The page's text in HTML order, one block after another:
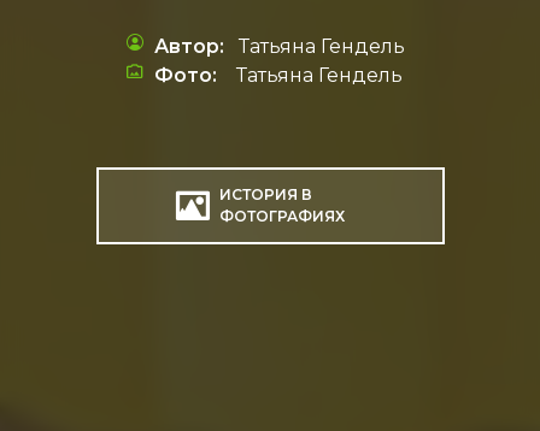
Автор:
Татьяна Гендель
Фото:
Татьяна Гендель
ИСТОРИЯ В
ФОТОГРАФИЯХ